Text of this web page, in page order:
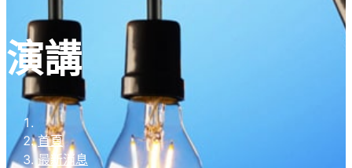
演講
首頁
最新消息